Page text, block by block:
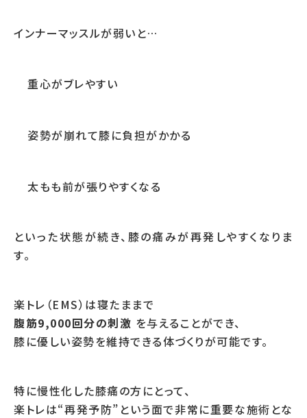
インナーマッスルが弱いと…
重心がブレやすい
姿勢が崩れて膝に負担がかかる
太もも前が張りやすくなる
といった状態が続き、膝の痛みが再発しやすくなりま
す。
楽トレ（EMS）は寝たままで
腹筋9,000回分の刺激 を与えることができ、
膝に優しい姿勢を維持できる体づくりが可能です。
特に慢性化した膝痛の方にとって、
楽トレは“再発予防”という面で非常に重要な施術とな